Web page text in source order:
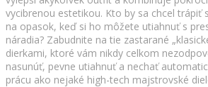
vycibrenou estetikou. Kto by sa chcel trápiť
na opasok, keď si ho môžete utiahnuť s
náradia? Zabudnite na tie zastarané
dierkami, ktoré vám nikdy celkom
nasunúť, pevne utiahnuť a nechať
prácu ako nejaké high-tech majstrovské